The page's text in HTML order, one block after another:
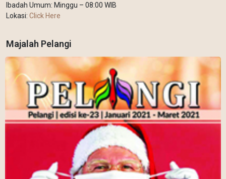
Ibadah Umum: Minggu – 08:00 WIB
Lokasi: Click Here
Majalah Pelangi